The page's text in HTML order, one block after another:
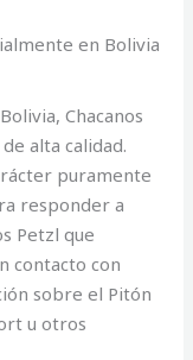
en Bolivia
Chacanos
alta calidad.
puramente
responder a
Petzl que
contacto con
sobre el Pitón
u otros